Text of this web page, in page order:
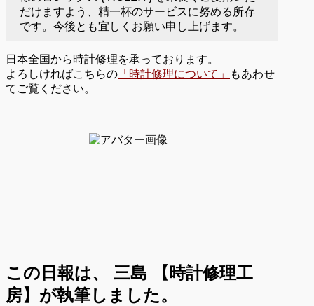
だけますよう、精一杯のサービスに努める所存
です。今後とも宜しくお願い申し上げます。
日本全国から時計修理を承っております。
よろしければこちらの 「時計修理について」
もあわせ
てご覧ください。
この日報は、
三島 【時計修理工
房】が執筆しました。